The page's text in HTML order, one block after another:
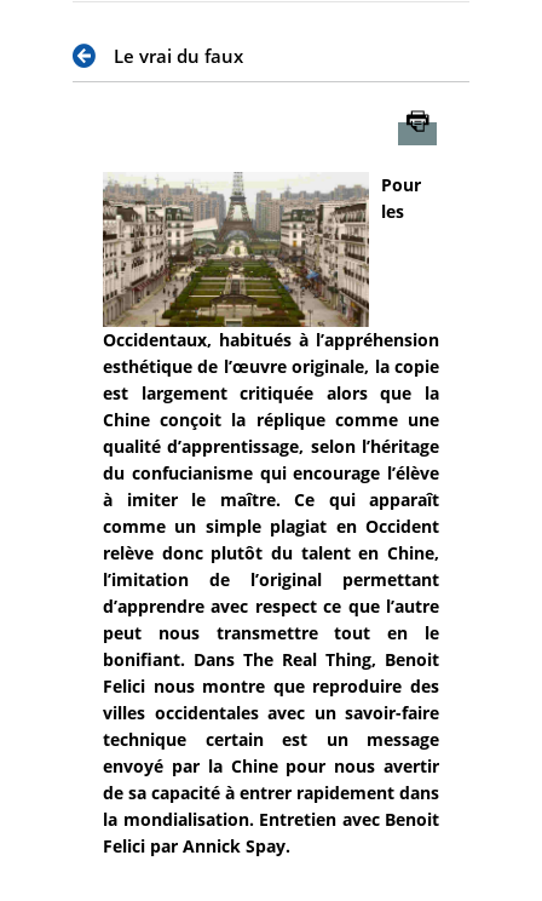
Le vrai du faux
Pour
les
Occidentaux, habitués à l’appréhension
esthétique de l’œuvre originale, la copie
est largement critiquée alors que la
Chine conçoit la réplique comme une
qualité d’apprentissage, selon l’héritage
du confucianisme qui encourage l’élève
à imiter le maître. Ce qui apparaît
comme un simple plagiat en Occident
relève donc plutôt du talent en Chine,
l’imitation de l’original permettant
d’apprendre avec respect ce que l’autre
peut nous transmettre tout en le
bonifiant. Dans The Real Thing, Benoit
Felici nous montre que reproduire des
villes occidentales avec un savoir-faire
technique certain est un message
envoyé par la Chine pour nous avertir
de sa capacité à entrer rapidement dans
la mondialisation. Entretien avec Benoit
Felici par Annick Spay.